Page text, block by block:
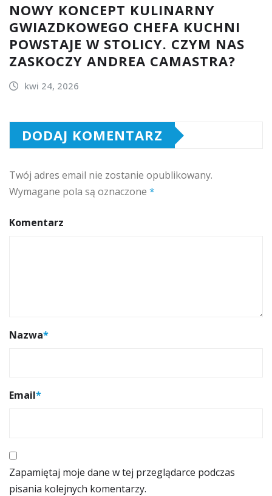
NOWY KONCEPT KULINARNY
GWIAZDKOWEGO CHEFA KUCHNI
POWSTAJE W STOLICY. CZYM NAS
ZASKOCZY ANDREA CAMASTRA?
kwi 24, 2026
DODAJ KOMENTARZ
Twój adres email nie zostanie opublikowany.
Wymagane pola są oznaczone *
Komentarz
Nazwa*
Email*
Zapamiętaj moje dane w tej przeglądarce podczas
pisania kolejnych komentarzy.